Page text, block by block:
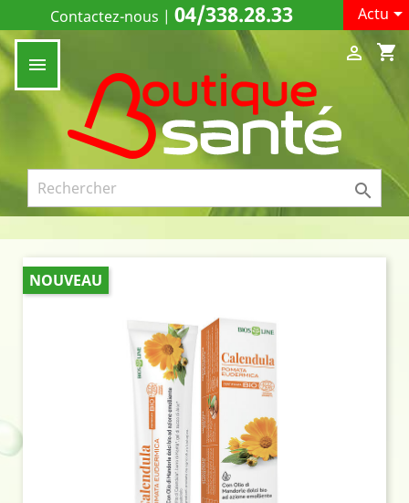
Contactez-nous | 04/338.28.33 Actu

shopping_cart


NOUVEAU